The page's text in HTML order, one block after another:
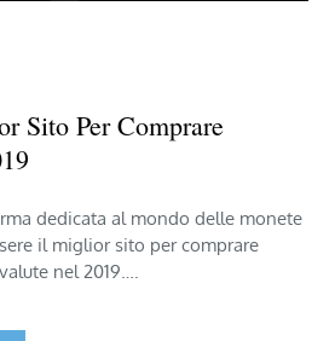
Sito Per Comprare
dedicata al mondo delle monete
il miglior sito per comprare
nel 2019….